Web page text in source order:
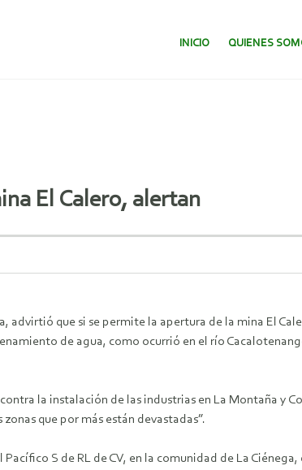
SALTAR AL CONTENIDO.
INICIO QUIENES
El Calero, alertan
advirtió que si se permite la apertura de la mina El
de agua, como ocurrió en el río
la instalación de las industrias en La Montaña y
que por más están devastadas”.
S de RL de CV, en la comunidad de La